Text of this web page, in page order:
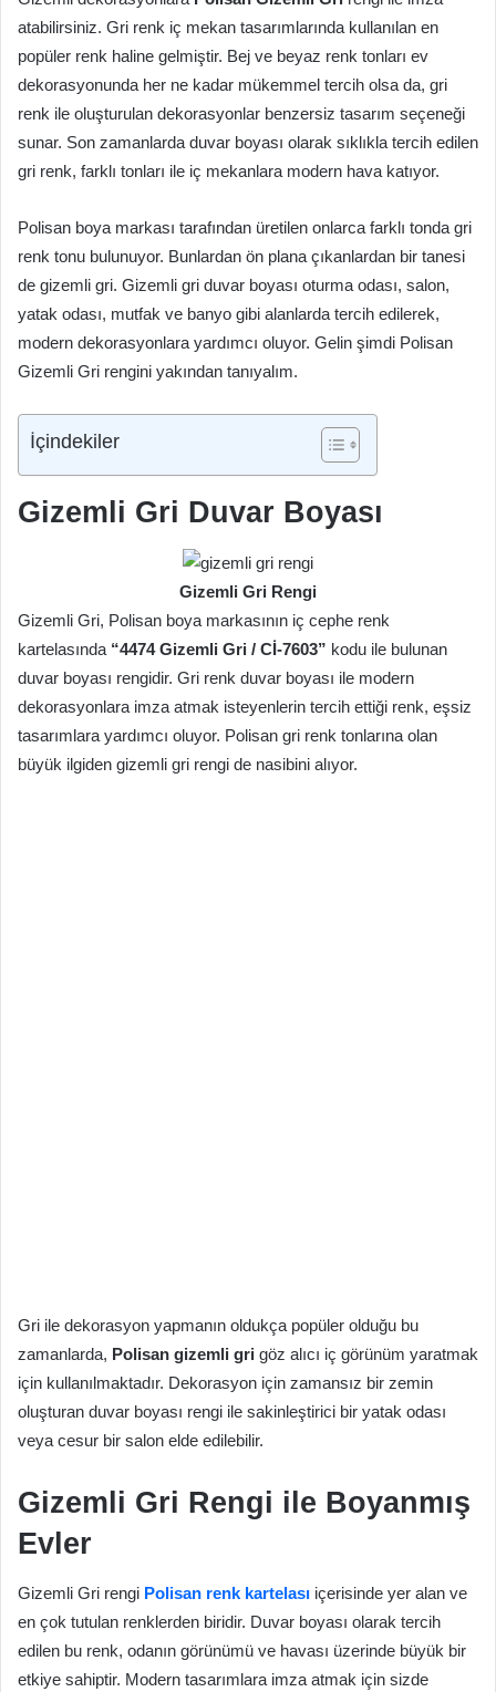
atabilirsiniz. Gri renk iç mekan tasarımlarında kullanılan en
popüler renk haline gelmiştir. Bej ve beyaz renk tonları ev
dekorasyonunda her ne kadar mükemmel tercih olsa da, gri
renk ile oluşturulan dekorasyonlar benzersiz tasarım seçeneği
sunar. Son zamanlarda duvar boyası olarak sıklıkla tercih edilen
gri renk, farklı tonları ile iç mekanlara modern hava katıyor.
Polisan boya markası tarafından üretilen onlarca farklı tonda gri
renk tonu bulunuyor. Bunlardan ön plana çıkanlardan bir tanesi
de gizemli gri. Gizemli gri duvar boyası oturma odası, salon,
yatak odası, mutfak ve banyo gibi alanlarda tercih edilerek,
modern dekorasyonlara yardımcı oluyor. Gelin şimdi Polisan
Gizemli Gri rengini yakından tanıyalım.
İçindekiler
Gizemli Gri Duvar Boyası
Gizemli Gri Rengi
Gizemli Gri, Polisan boya markasının iç cephe renk
kartelasında “4474 Gizemli Gri / Cİ-7603” kodu ile bulunan
duvar boyası rengidir. Gri renk duvar boyası ile modern
dekorasyonlara imza atmak isteyenlerin tercih ettiği renk, eşsiz
tasarımlara yardımcı oluyor. Polisan gri renk tonlarına olan
büyük ilgiden gizemli gri rengi de nasibini alıyor.
Gri ile dekorasyon yapmanın oldukça popüler olduğu bu
zamanlarda, Polisan gizemli gri göz alıcı iç görünüm yaratmak
için kullanılmaktadır. Dekorasyon için zamansız bir zemin
oluşturan duvar boyası rengi ile sakinleştirici bir yatak odası
veya cesur bir salon elde edilebilir.
Gizemli Gri Rengi ile Boyanmış
Evler
Gizemli Gri rengi Polisan renk kartelası içerisinde yer alan ve
en çok tutulan renklerden biridir. Duvar boyası olarak tercih
edilen bu renk, odanın görünümü ve havası üzerinde büyük bir
etkiye sahiptir. Modern tasarımlara imza atmak için sizde